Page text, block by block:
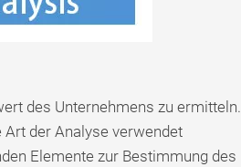
des Unternehmens zu ermitteln.
Art der Analyse verwendet
Elemente zur Bestimmung des